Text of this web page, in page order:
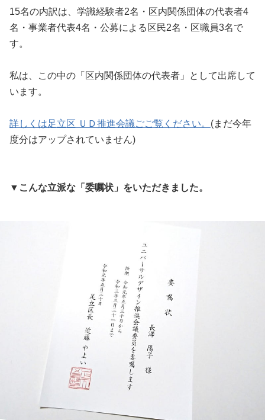
15名の内訳は、学識経験者2名・区内関係団体の代表者4
名・事業者代表4名・公募による区民2名・区職員3名で
す。
私は、この中の「区内関係団体の代表者」として出席して
います。
詳しくは足立区 ＵＤ推進会議ごご覧ください。 (まだ今年
度分はアップされていません)
▼こんな立派な「委嘱状」をいただきました。